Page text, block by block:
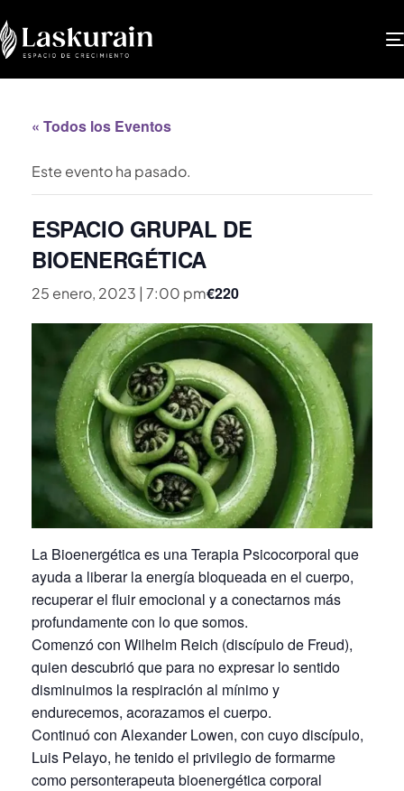
« Todos los Eventos
Este evento ha pasado.
ESPACIO GRUPAL DE
BIOENERGÉTICA
25 enero, 2023 | 7:00 pm€220
La Bioenergética es una Terapia Psicocorporal que
ayuda a liberar la energía bloqueada en el cuerpo,
recuperar el fluir emocional y a conectarnos más
profundamente con lo que somos.
Comenzó con Wilhelm Reich (discípulo de Freud),
quien descubrió que para no expresar lo sentido
disminuimos la respiración al mínimo y
endurecemos, acorazamos el cuerpo.
Continuó con Alexander Lowen, con cuyo discípulo,
Luis Pelayo, he tenido el privilegio de formarme
como personterapeuta bioenergética corporal